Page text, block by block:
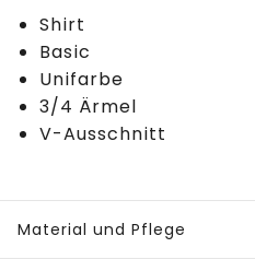
Shirt
Basic
Unifarbe
3/4 Ärmel
V-Ausschnitt
Material und Pflege